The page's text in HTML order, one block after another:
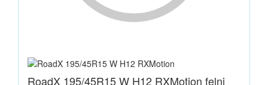
RoadX 195/45R15 W H12 RXMotion felni